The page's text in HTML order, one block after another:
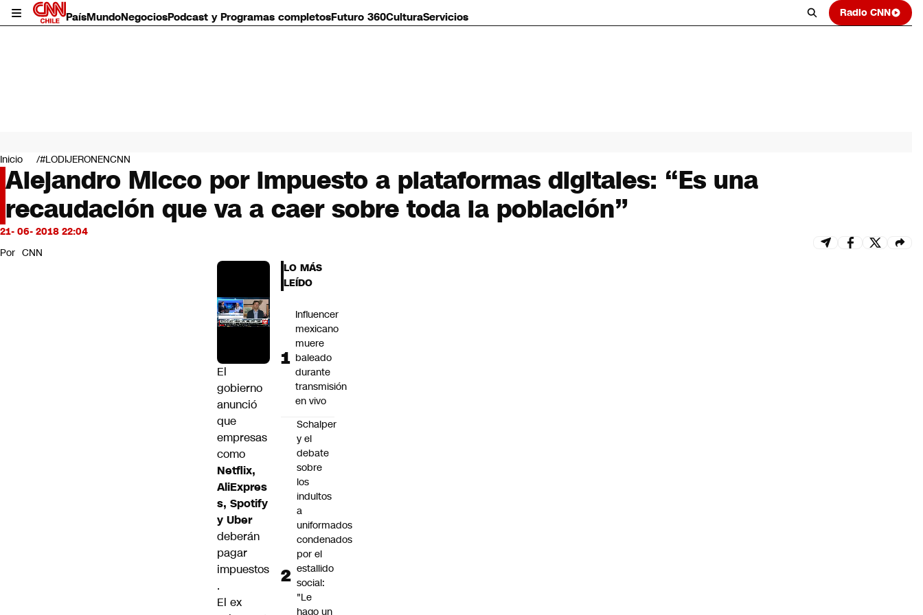
PaísMundoNegociosPodcast y Programas completosFuturo 360CulturaServicios Radio CNN
Mundo
Negocios
Deportes
Programas completos
Cultura
Servicios
Bits
CNN Data
Inicio #LODIJERONENCNN
Alejandro Micco por impuesto a plataformas digitales: “Es una
recaudación que va a caer sobre toda la población”
21- 06- 2018 22:04
Por CNN
El
gobierno
anunció
que
empresas
como
Netflix,
AliExpres
s, Spotify
y Uber
deberán
pagar
impuestos
.
El ex
LO MÁS
LEÍDO
Influencer
mexicano
muere
baleado
durante
transmisión
en vivo
Schalper
y el
debate
sobre
los
indultos
a
uniformados
condenados
por el
estallido
social:
"Le
hago un